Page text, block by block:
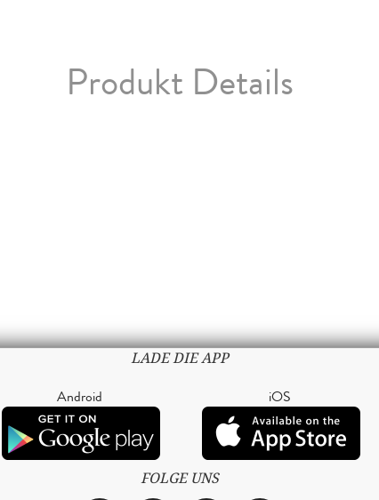
Produkt Details
LADE DIE APP
Android iOS
FOLGE UNS